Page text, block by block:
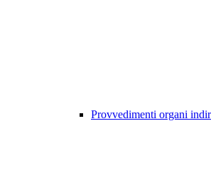
Provvedimenti organi